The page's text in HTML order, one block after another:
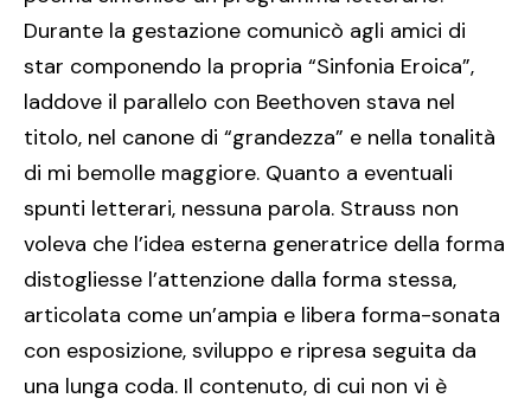
Durante la gestazione comunicò agli amici di
star componendo la propria “Sinfonia Eroica”,
laddove il parallelo con Beethoven stava nel
titolo, nel canone di “grandezza” e nella tonalità
di mi bemolle maggiore. Quanto a eventuali
spunti letterari, nessuna parola. Strauss non
voleva che l’idea esterna generatrice della forma
distogliesse l’attenzione dalla forma stessa,
articolata come un’ampia e libera forma-sonata
con esposizione, sviluppo e ripresa seguita da
una lunga coda. Il contenuto, di cui non vi è